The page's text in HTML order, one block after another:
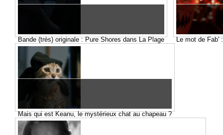
Bande (très) originale : Pure Shores dans La Plage Le mot de Fab'
Mais qui est Keanu, le mystérieux chat au chapeau ?